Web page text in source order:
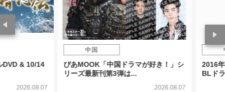
& 10/14
2026.08.07
ぴあMOOK「中国ドラマが好き！」シ
リーズ最新刊第3弾は...
2026.08.07
中国
2016年に
BLドラマ